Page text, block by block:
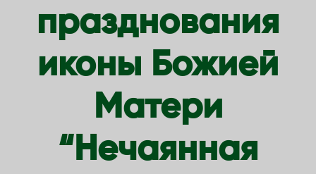
празднования
иконы Божией
Матери
“Нечаянная